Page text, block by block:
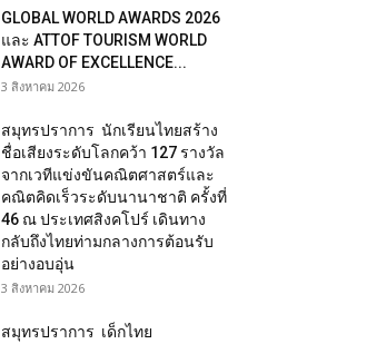
GLOBAL WORLD AWARDS 2026
และ ATTOF TOURISM WORLD
AWARD OF EXCELLENCE...
3 สิงหาคม 2026
สมุทรปราการ นักเรียนไทยสร้าง
ชื่อเสียงระดับโลกคว้า 127 รางวัล
จากเวทีแข่งขันคณิตศาสตร์และ
คณิตคิดเร็วระดับนานาชาติ ครั้งที่
46 ณ ประเทศสิงคโปร์ เดินทาง
กลับถึงไทยท่ามกลางการต้อนรับ
อย่างอบอุ่น
3 สิงหาคม 2026
สมุทรปราการ เด็กไทย